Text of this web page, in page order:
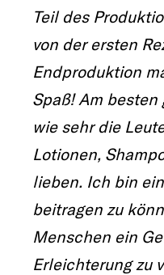
Teil des
von der ersten
Endproduktion
Spaß! Am
wie sehr die
Lotionen,
lieben. Ich bin
beitragen zu
Menschen ein
Erleichterung zu